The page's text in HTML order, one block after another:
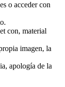
o acceder con
con, material
imagen, la
apología de la